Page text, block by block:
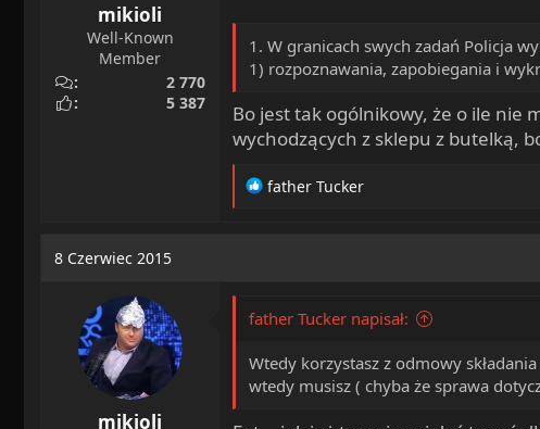
mikioli
Well-Known
Member
2 770
5 387
1. W granicach swych zadań Policja
1) rozpoznawania, zapobiegania i
Bo jest tak ogólnikowy, że o ile nie
wychodzących z sklepu z butelką,
R
o
n
:
father Tucker
8 Czerwiec 2015
mikioli
father Tucker napisał:
Wtedy korzystasz z odmowy
wtedy musisz ( chyba że sprawa